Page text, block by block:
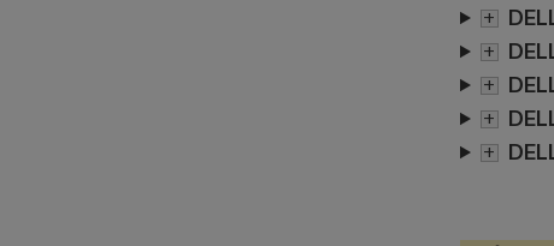
+
+
+
+
+